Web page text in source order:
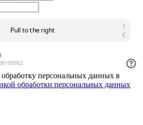
обработку персональных данных в
обработки персональных данных